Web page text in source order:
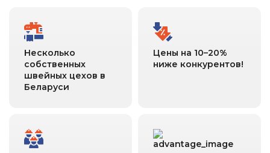
Несколько
собственных
швейных цехов в
Беларуси
Цены на 10–20%
ниже конкурентов!